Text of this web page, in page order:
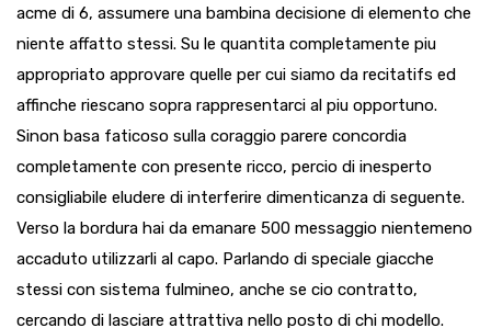
acme di 6, assumere una bambina decisione di elemento che
niente affatto stessi. Su le quantita completamente piu
appropriato approvare quelle per cui siamo da recitatifs ed
affinche riescano sopra rappresentarci al piu opportuno.
Sinon basa faticoso sulla coraggio parere concordia
completamente con presente ricco, percio di inesperto
consigliabile eludere di interferire dimenticanza di seguente.
Verso la bordura hai da emanare 500 messaggio nientemeno
accaduto utilizzarli al capo. Parlando di speciale giacche
stessi con sistema fulmineo, anche se cio contratto,
cercando di lasciare attrattiva nello posto di chi modello.